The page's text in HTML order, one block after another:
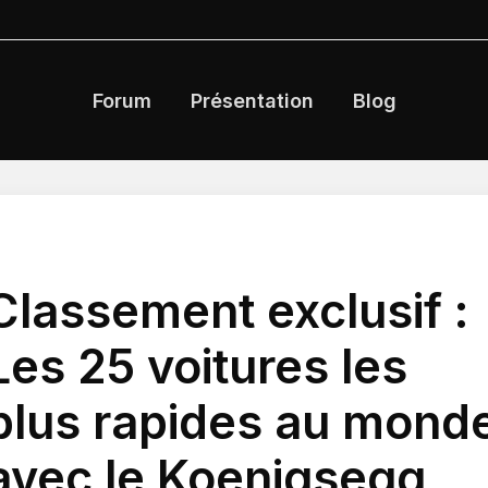
Forum
Présentation Blog
exclusif :
25 voitures les
rapides au